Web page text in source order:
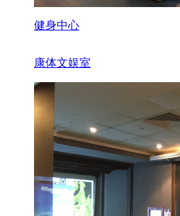
健身中心
康体文娱室